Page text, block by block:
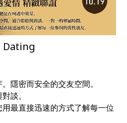
Dating
隱密而安全的交友空間。
談。
最直接迅速的方式了解每一位